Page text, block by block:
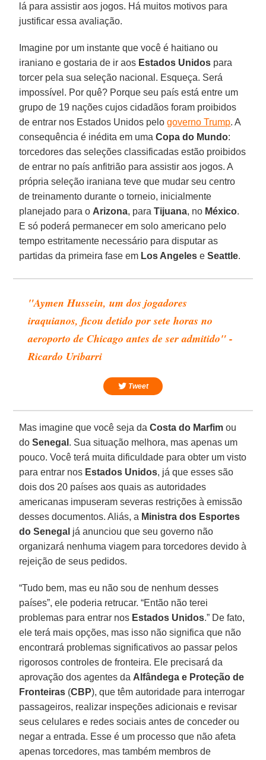
lá para assistir aos jogos. Há muitos motivos para
justificar essa avaliação.
Imagine por um instante que você é haitiano ou
iraniano e gostaria de ir aos Estados Unidos para
torcer pela sua seleção nacional. Esqueça. Será
impossível. Por quê? Porque seu país está entre um
grupo de 19 nações cujos cidadãos foram proibidos
de entrar nos Estados Unidos pelogoverno Trump. A
consequência é inédita em umaCopa do Mundo:
torcedores das seleções classificadas estão proibidos
de entrar no país anfitrião para assistir aos jogos. A
própria seleção iraniana teve que mudar seu centro
de treinamento durante o torneio, inicialmente
planejado para o Arizona, paraTijuana, no México.
E só poderá permanecer em solo americano pelo
tempo estritamente necessário para disputar as
partidas da primeira fase em Los Angeles eSeattle.
"Aymen Hussein, um dos jogadores
iraquianos, ficou detido por sete horas no
aeroporto de Chicago antes de ser admitido" -
Ricardo Uribarri
Tweet
Mas imagine que você seja daCosta do Marfim ou
doSenegal . Sua situação melhora, mas apenas um
pouco. Você terá muita dificuldade para obter um visto
para entrar nos Estados Unidos, já que esses são
dois dos 20 países aos quais as autoridades
americanas impuseram severas restrições à emissão
desses documentos. Aliás, a Ministra dos Esportes
do Senegal já anunciou que seu governo não
organizará nenhuma viagem para torcedores devido à
rejeição de seus pedidos.
“Tudo bem, mas eu não sou de nenhum desses
países”, ele poderia retrucar. “Então não terei
problemas para entrar nos Estados Unidos.” De fato,
ele terá mais opções, mas isso não significa que não
encontrará problemas significativos ao passar pelos
rigorosos controles de fronteira. Ele precisará da
aprovação dos agentes da Alfândega e Proteção de
Fronteiras (CBP), que têm autoridade para interrogar
passageiros, realizar inspeções adicionais e revisar
seus celulares e redes sociais antes de conceder ou
negar a entrada. Esse é um processo que não afeta
apenas torcedores, mas também membros de